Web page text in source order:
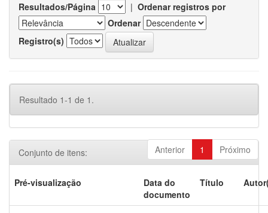
Resultados/Página | Ordenar registros por
Ordenar
Registro(s)
Resultado 1-1 de 1.
Anterior 1 Próximo
Conjunto de itens:
Pré-visualização
Data do
documento
Título